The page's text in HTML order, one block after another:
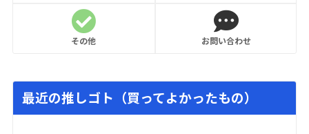
その他 お問い合わせ
最近の推しゴト（買ってよかったもの）